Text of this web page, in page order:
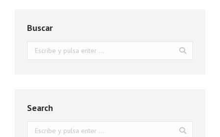
Buscar
Buscar:
Search
Buscar: